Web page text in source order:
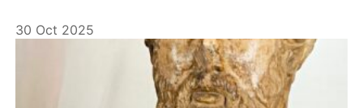
30 Oct 2025